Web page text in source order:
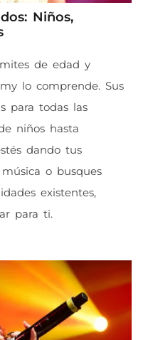
Niños,
de edad y
lo comprende. Sus
para todas las
niños hasta
dando tus
o busques
existentes,
para ti.